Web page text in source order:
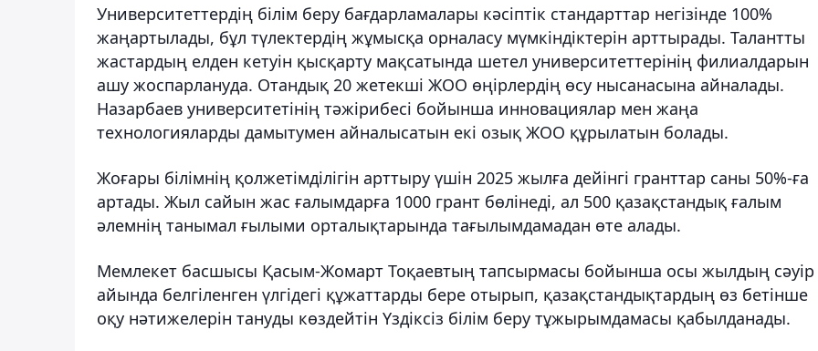
Университеттердің білім беру бағдарламалары кәсіптік стандарттар негізінде 100%
жаңартылады, бұл түлектердің жұмысқа орналасу мүмкіндіктерін арттырады. Талантты
жастардың елден кетуін қысқарту мақсатында шетел университеттерінің филиалдарын
ашу жоспарлануда. Отандық 20 жетекші ЖОО өңірлердің өсу нысанасына айналады.
Назарбаев университетінің тәжірибесі бойынша инновациялар мен жаңа
технологияларды дамытумен айналысатын екі озық ЖОО құрылатын болады.
Жоғары білімнің қолжетімділігін арттыру үшін 2025 жылға дейінгі гранттар саны 50%-ға
артады. Жыл сайын жас ғалымдарға 1000 грант бөлінеді, ал 500 қазақстандық ғалым
әлемнің танымал ғылыми орталықтарында тағылымдамадан өте алады.
Мемлекет басшысы Қасым-Жомарт Тоқаевтың тапсырмасы бойынша осы жылдың сәуір
айында белгіленген үлгідегі құжаттарды бере отырып, қазақстандықтардың өз бетінше
оқу нәтижелерін тануды көздейтін Үздіксіз білім беру тұжырымдамасы қабылданады.